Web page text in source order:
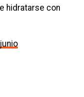
hidratarse con